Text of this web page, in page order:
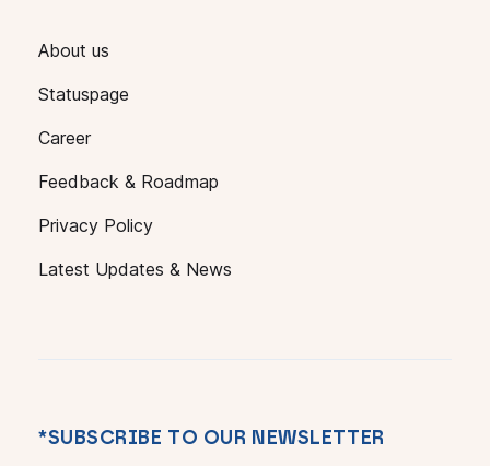
About us
Statuspage
Career
Feedback & Roadmap
Privacy Policy
Latest Updates & News
*SUBSCRIBE TO OUR NEWSLETTER